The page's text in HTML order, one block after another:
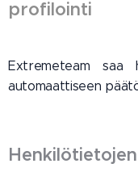
profilointi
Extremeteam saa
automaattiseen